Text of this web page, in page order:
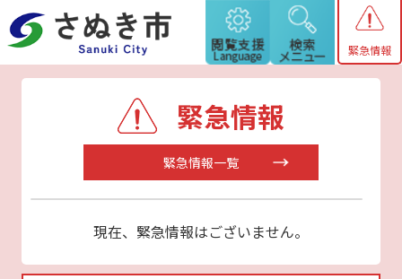
緊急情報
緊急情報
緊急情報一覧
現在、緊急情報はございません。